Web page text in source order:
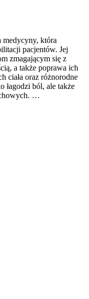
medycyny, która
pacjentów. Jej
zmagającym się z
a także poprawa ich
ciała oraz różnorodne
łagodzi ból, ale także
…